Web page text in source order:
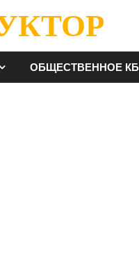
ОБЩЕСТВЕННОЕ КБ